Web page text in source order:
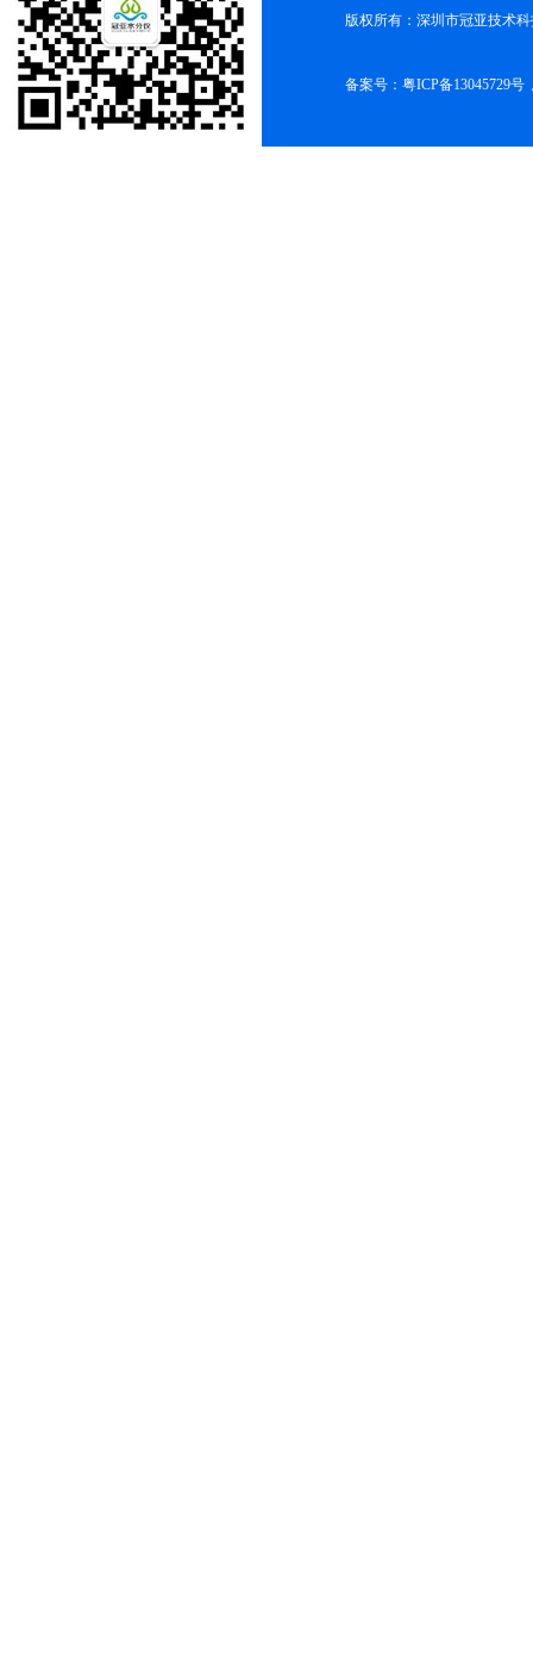
版权所有：深圳市冠亚技术
备案号： 粤ICP备13045729号